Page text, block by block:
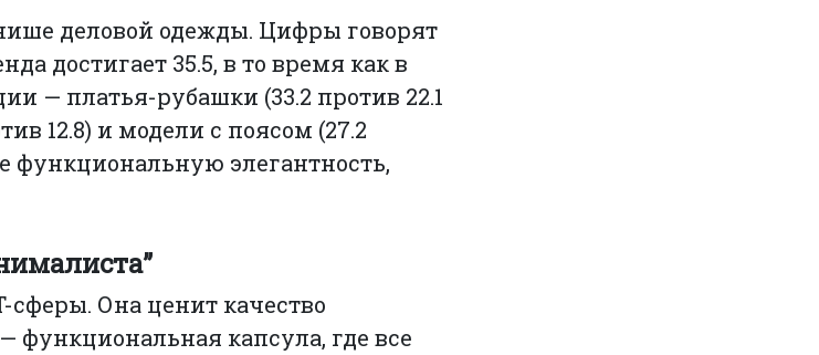
деловой одежды. Цифры говорят
достигает 35.5, в то время как в
— платья-рубашки (33.2 против 22.1
12.8) и модели с поясом (27.2
функциональную элегантность,
сферы. Она ценит качество
функциональная капсула, где все